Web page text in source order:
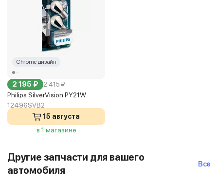
Chrome дизайн
2 195 ₽ 2 415 ₽
Philips SilverVision PY21W
12496SVB2
15 августа
в 1 магазине
Другие запчасти для вашего
автомобиля
Все